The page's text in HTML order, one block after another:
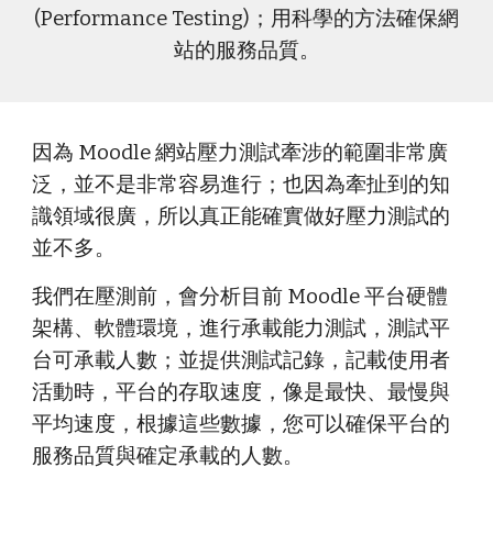
(Performance Testing)；用科學的方法確保網
站的服務品質。
因為 Moodle 網站壓力測試牽涉的範圍非常廣
泛，並不是非常容易進行；也因為牽扯到的知
識領域很廣，所以真正能確實做好壓力測試的
並不多。
我們在壓測前，會分析目前 Moodle 平台硬體
架構、軟體環境，進行承載能力測試，測試平
台可承載人數；並提供測試記錄，記載使用者
活動時，平台的存取速度，像是最快、最慢與
平均速度，根據這些數據，您可以確保平台的
服務品質與確定承載的人數。